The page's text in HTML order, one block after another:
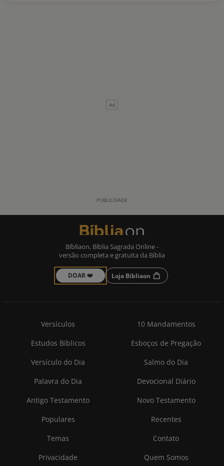
Bíbliaon, Bíblia Sagrada Online -
versão completa e gratuita da Bíblia
DOAR ❤️ Loja Bíbliaon
Versículos
10 Mandamentos
Estudos Bíblicos
Esboços de Pregação
Versículo do Dia
Salmo do Dia
Palavra do Dia
Devocional Diário
Antigo Testamento
Novo Testamento
Populares
Recentes
Temas
Contato
Privacidade
Quem Somos